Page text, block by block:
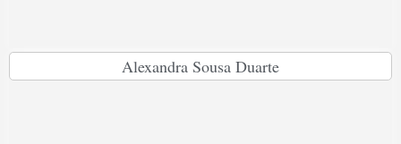
Alexandra Sousa Duarte